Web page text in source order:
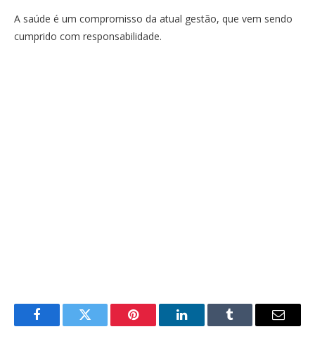
A saúde é um compromisso da atual gestão, que vem sendo
cumprido com responsabilidade.
FacebookTwitter Pinterest LinkedInTumblr
E-